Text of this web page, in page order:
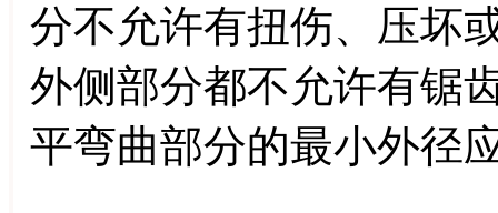
分不允许有扭伤、压坏
外侧部分都不允许有锯
平弯曲部分的最小外径